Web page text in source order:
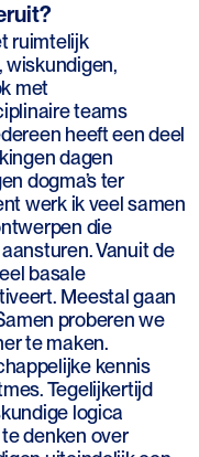
ruimtelijk
wiskundigen,
met
teams
heeft een deel
dagen
dogma’s ter
werk ik veel samen
die
Vanuit de
basale
Meestal gaan
proberen we
te maken.
kennis
Tegelijkertijd
logica
denken over